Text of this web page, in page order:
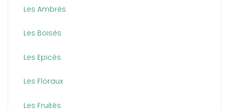
Les Ambrés
Les Boisés
Les Epicés
Les Floraux
Les Fruités